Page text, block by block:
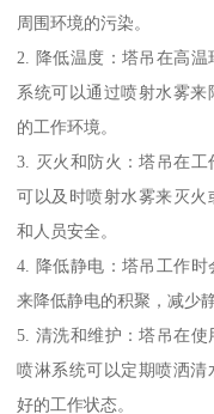
周围环境的污染。
2. 降低温度：塔吊在高
系统可以通过喷射水雾
的工作环境。
3. 灭火和防火：塔吊在
可以及时喷射水雾来灭
和人员安全。
4. 降低静电：塔吊工作
来降低静电的积聚，减少
5. 清洗和维护：塔吊在使
喷淋系统可以定期喷洒清
好的工作状态。